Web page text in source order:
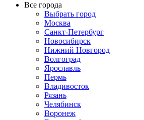
Все города
Выбрать город
Москва
Санкт-Петербург
Новосибирск
Нижний Новгород
Волгоград
Ярославль
Пермь
Владивосток
Рязань
Челябинск
Воронеж